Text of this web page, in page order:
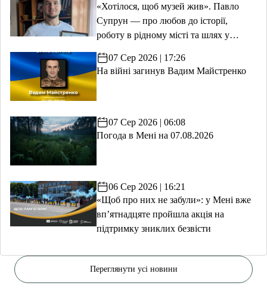
«Хотілося, щоб музей жив». Павло
Супрун — про любов до історії,
роботу в рідному місті та шлях у
07 Сер 2026 | 17:26
На війні загинув Вадим Майстренко
07 Сер 2026 | 06:08
Погода в Мені на 07.08.2026
06 Сер 2026 | 16:21
«Щоб про них не забули»: у Мені вже
вп’ятнадцяте пройшла акція на
підтримку зниклих безвісти
Переглянути усі новини